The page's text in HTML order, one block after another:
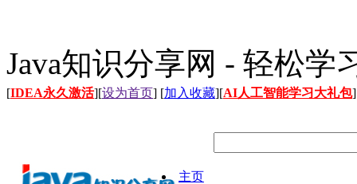
Java知识分享网 - 轻松学
[IDEA永久激活][设为首页] [加入收藏][AI人工智能学习大礼包]
主页